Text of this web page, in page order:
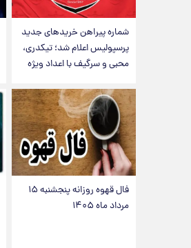
شماره پیراهن خریدهای جدید
پرسپولیس اعلام شد؛ تیکدری،
محبی و سرگیف با اعداد ویژه
فال قهوه روزانه پنجشنبه ۱۵
مرداد ماه ۱۴۰۵